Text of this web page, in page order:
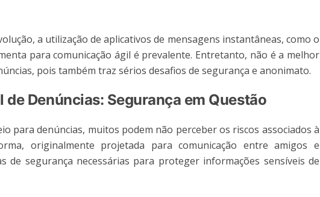
a utilização de aplicativos de mensagens instantâneas, como o
para comunicação ágil é prevalente. Entretanto, não é a melhor
pois também traz sérios desafios de segurança e anonimato.
Denúncias: Segurança em Questão
para denúncias, muitos podem não perceber os riscos associados à
originalmente projetada para comunicação entre amigos e
de segurança necessárias para proteger informações sensíveis de